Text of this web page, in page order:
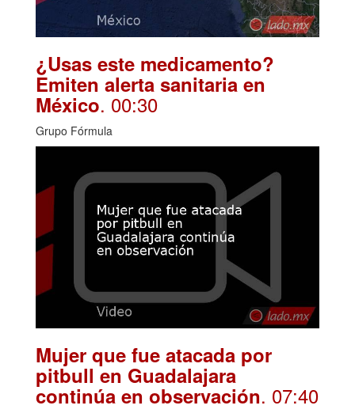
¿Usas este medicamento?
Emiten alerta sanitaria en
México. 00:30
Grupo Fórmula
Mujer que fue atacada por
pitbull en Guadalajara
continúa en observación. 07:40